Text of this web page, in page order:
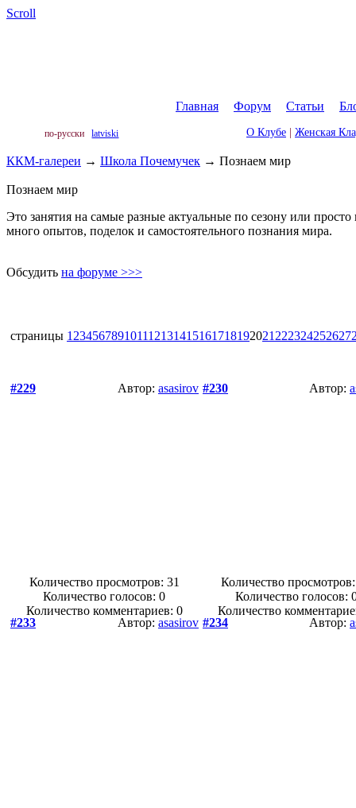
Scroll
Главная Форум Статьи
по-русски latviski О Клубе Женская
ККМ-галереи → Школа Почемучек → Познаем мир
Познаем мир
Это занятия на самые разные актуальные по сезону или
много опытов, поделок и самостоятельного познания мира.
Обсудить на форуме >>>
страницы 1 23456789101112131415161718192021 222324252627
#229 Автор: asasirov
Количество просмотров: 31
Количество голосов:0
Количество комментариев: 0
#230 Автор:
Количество
Количество голосов:
Количество
#233
Автор: asasirov #234 Автор: